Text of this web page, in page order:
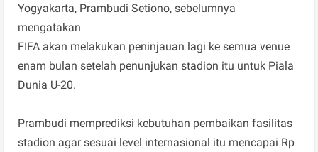
Yogyakarta, Prambudi Setiono, sebelumnya
mengatakan
FIFA akan melakukan peninjauan lagi ke semua venue
enam bulan setelah penunjukan stadion itu untuk Piala
Dunia U-20.
Prambudi memprediksi kebutuhan pembaikan fasilitas
stadion agar sesuai level internasional itu mencapai Rp